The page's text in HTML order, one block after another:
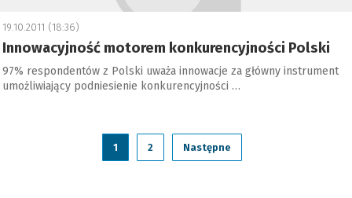
19.10.2011 (18:36)
Innowacyjność motorem konkurencyjności Polski
97% respondentów z Polski uważa innowacje za główny instrument
umożliwiający podniesienie konkurencyjności …
1 2 Następne